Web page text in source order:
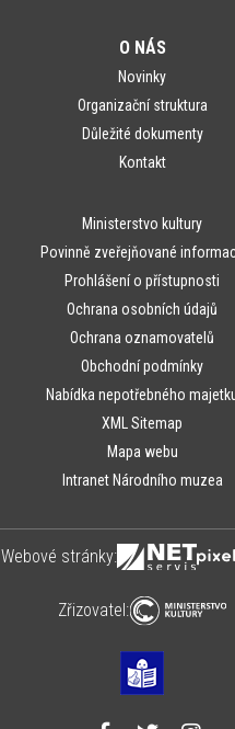
O NÁS
Novinky
Organizační struktura
Důležité dokumenty
Kontakt
Ministerstvo kultury
Povinně zveřejňované
Prohlášení o přístupnosti
Ochrana osobních údajů
Ochrana oznamovatelů
Obchodní podmínky
Nabídka nepotřebného
XML Sitemap
Mapa webu
Intranet Národního muzea
Webové stránky:
Zřizovatel: